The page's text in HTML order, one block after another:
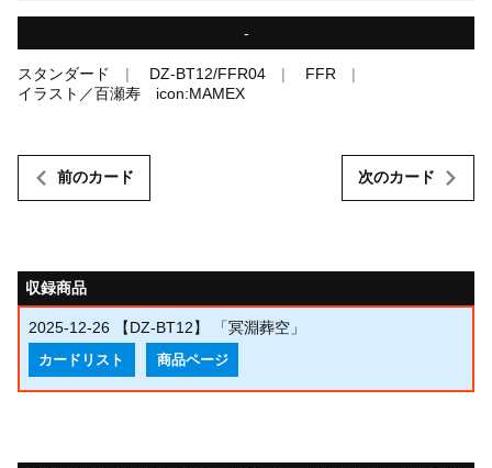
-
スタンダード DZ-BT12/FFR04
FFR
イラスト／百瀬寿 icon:MAMEX
前のカード 次のカード
収録商品
2025-12-26 【DZ-BT12】 「冥淵葬空」
カードリスト 商品ページ